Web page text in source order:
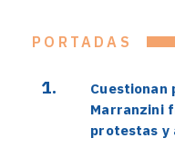
PORTADAS
Cuestionan
Marranzini
protestas y